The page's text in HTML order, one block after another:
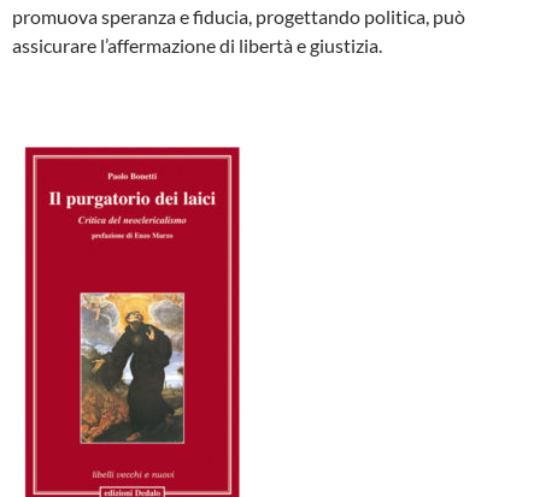
promuova speranza e fiducia, progettando politica, può
assicurare l’affermazione di libertà e giustizia.